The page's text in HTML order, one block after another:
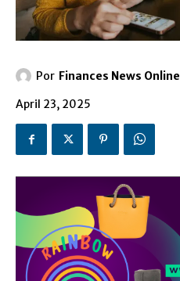
Por Finances News Online
April 23, 2025